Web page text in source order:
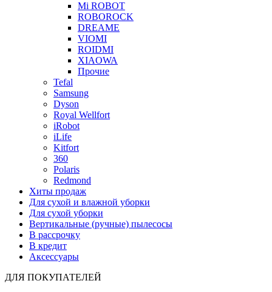
Mi ROBOT
ROBOROCK
DREAME
VIOMI
ROIDMI
XIAOWA
Прочие
Tefal
Samsung
Dyson
Royal Wellfort
iRobot
iLife
Kitfort
360
Polaris
Redmond
Хиты продаж
Для сухой и влажной уборки
Для сухой уборки
Вертикальные (ручные) пылесосы
В рассрочку
В кредит
Аксессуары
ДЛЯ ПОКУПАТЕЛЕЙ